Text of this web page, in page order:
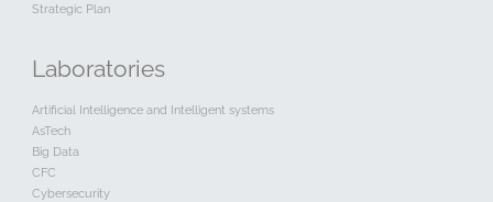
Strategic Plan
Laboratories
Artificial Intelligence and Intelligent systems
AsTech
Big Data
CFC
Cybersecurity